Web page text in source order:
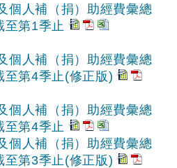
個人補（捐）助經費彙總
至第1季止
個人補（捐）助經費彙總
至第4季止(修正版)
個人補（捐）助經費彙總
至第4季止
個人補（捐）助經費彙總
至第3季止(修正版)